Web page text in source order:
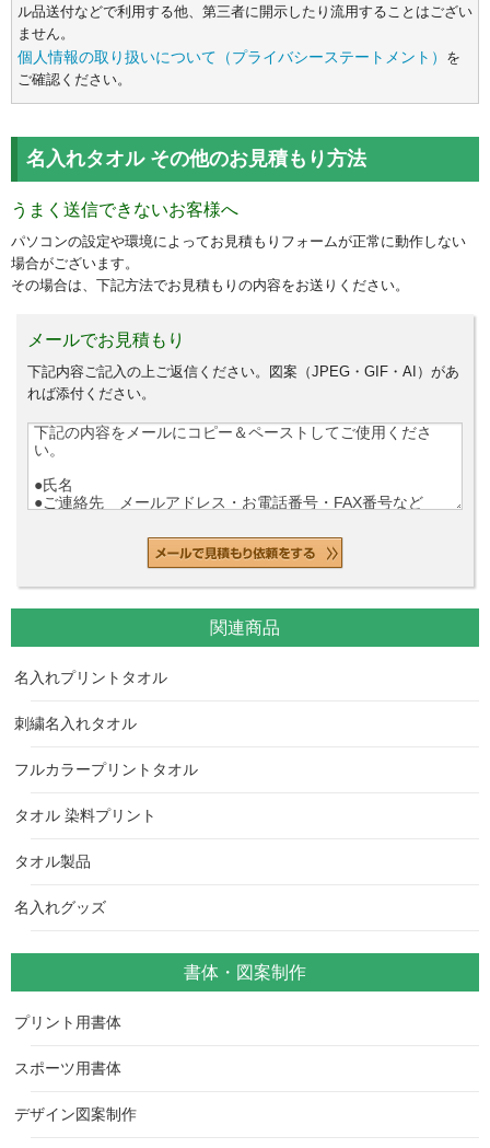
ル品送付などで利用する他、第三者に開示したり流用することはござい
ません。
個人情報の取り扱いについて（プライバシーステートメント） を
ご確認ください。
名入れタオル その他のお見積もり方法
うまく送信できないお客様へ
パソコンの設定や環境によってお見積もりフォームが正常に動作しない
場合がございます。
その場合は、下記方法でお見積もりの内容をお送りください。
メールでお見積もり
下記内容ご記入の上ご返信ください。図案（JPEG・GIF・AI）があ
れば添付ください。
関連商品
名入れプリントタオル
刺繍名入れタオル
フルカラープリントタオル
タオル 染料プリント
タオル製品
名入れグッズ
書体・図案制作
プリント用書体
スポーツ用書体
デザイン図案制作